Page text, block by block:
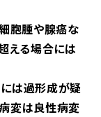
胞腫や腺癌な
える場合には
は過形成が疑
変は良性病変